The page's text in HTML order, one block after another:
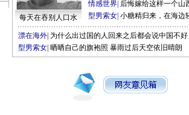
每天在吞别人口水
情感世界 后悔嫁给这样一个山
型男索女 小糖精归来，在海边
漂在海外 为什么出过国的人回来之后都会说中国不好
型男索女 晒晒自己的旗袍照 暴雨过后天空依旧晴朗